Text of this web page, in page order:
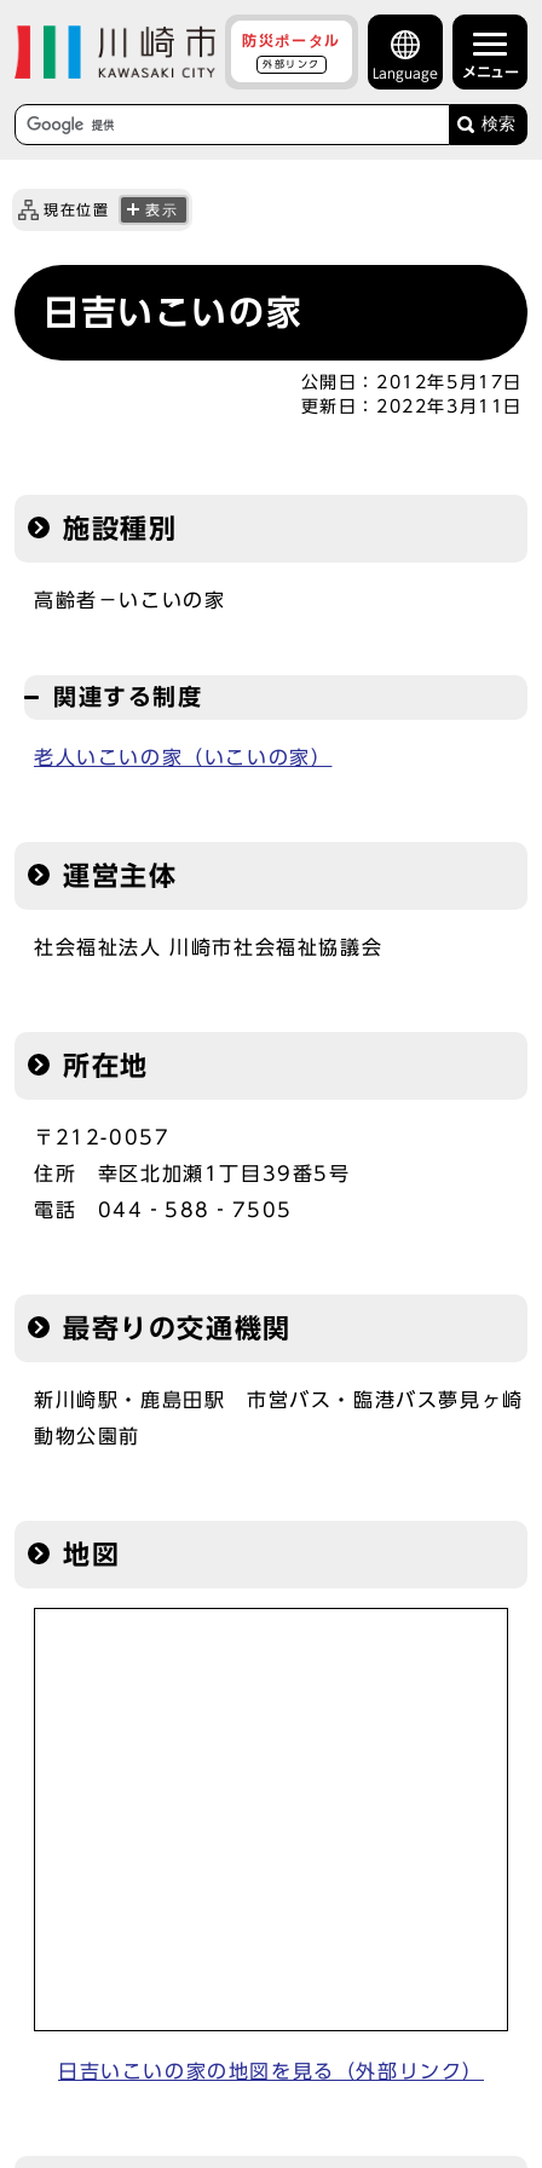
防災ポータル
外部リンク
Language メニュー
検索
現在位置 表示
日吉いこいの家
公開日： 2012年5月17日
更新日： 2022年3月11日
施設種別
高齢者－いこいの家
関連する制度
老人いこいの家（いこいの家）
運営主体
社会福祉法人 川崎市社会福祉協議会
所在地
〒212-0057
住所 幸区北加瀬1丁目39番5号
電話 044‐588‐7505
最寄りの交通機関
新川崎駅・鹿島田駅 市営バス・臨港バス夢見ヶ崎
動物公園前
地図
日吉いこいの家の地図を見る（外部リンク）